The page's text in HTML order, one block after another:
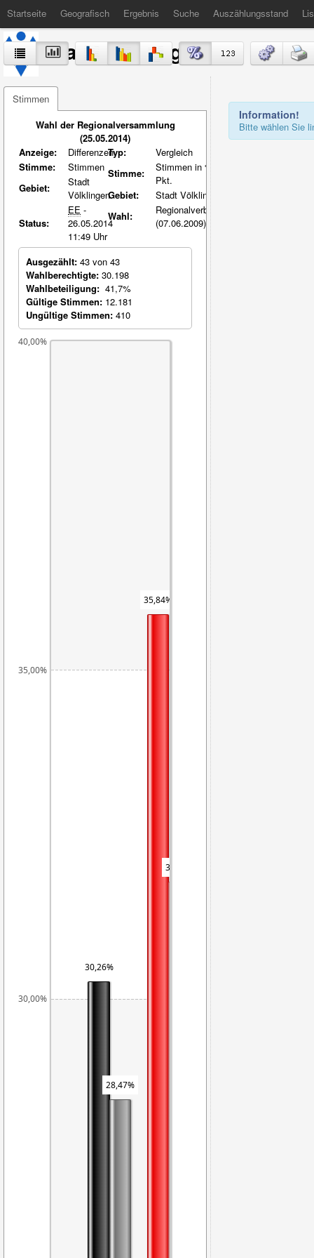
Startseite Geografisch Ergebnis Suche Auszählungsstand
Stadt Völklingen
Stimmen
Wahl der Regionalversammlung
(25.05.2014)
Anzeige:
Differenzen
Stimme:
Stimmen
Gebiet:
Stadt
Völklingen
Status:
EE -
26.05.2014
11:49 Uhr
Typ:
Vergleich
Stimme:
Stimmen in %-
Pkt.
Gebiet:
Stadt Völklingen
Wahl:
Regionalverband
(07.06.2009)
Ausgezählt: 43 von 43
Wahlberechtigte: 30.198
Wahlbeteiligung: 41,7%
Gültige Stimmen: 12.181
Ungültige Stimmen: 410
30,00%
35,00%
40,00%
30,26%
35,84%
28,47%
31,78%
Information!
Bitte wählen Sie